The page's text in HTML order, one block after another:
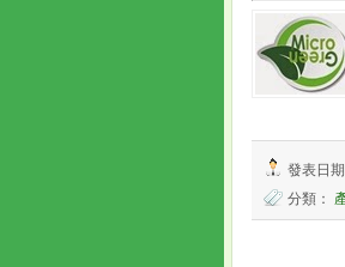
發表日期
分類：